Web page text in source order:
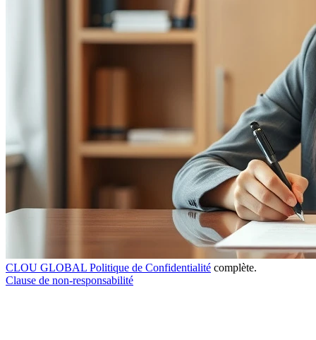
CLOU GLOBAL Politique de Confidentialité complète.
Clause de non-responsabilité